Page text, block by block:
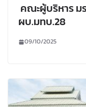
คณะผู้บริหาร ม
ผบ.มทบ.28
09/10/2025